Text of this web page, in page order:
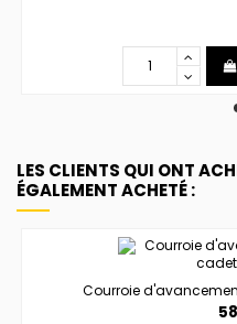
LES CLIENTS QUI ONT
ÉGALEMENT ACHETÉ :
Courroie